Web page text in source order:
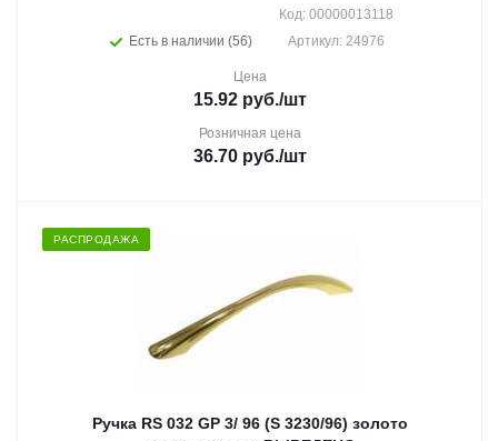
Есть в наличии (56)
Код: 00000013118
Артикул: 24976
Цена
15.92 руб./шт
Розничная цена
36.70 руб./шт
РАСПРОДАЖА
Ручка RS 032 GP 3/ 96 (S 3230/96) золото